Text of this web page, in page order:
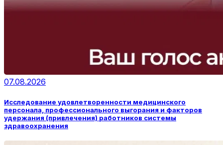
07.08.2026
Исследование удовлетворенности медицинского
персонала, профессионального выгорания и факторов
удержания (привлечения) работников системы
здравоохранения